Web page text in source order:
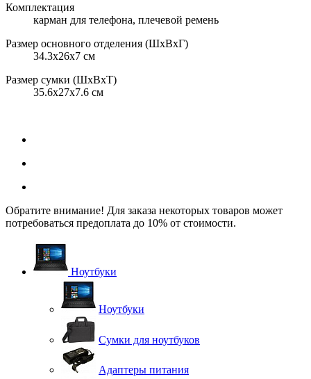
Комплектация
карман для телефона, плечевой ремень
Размер основного отделения (ШхВхГ)
34.3x26x7 см
Размер сумки (ШхВхТ)
35.6x27x7.6 см
Обратите внимание! Для заказа некоторых товаров может
потребоваться предоплата до 10% от стоимости.
Ноутбуки
Ноутбуки
Сумки для ноутбуков
Адаптеры питания